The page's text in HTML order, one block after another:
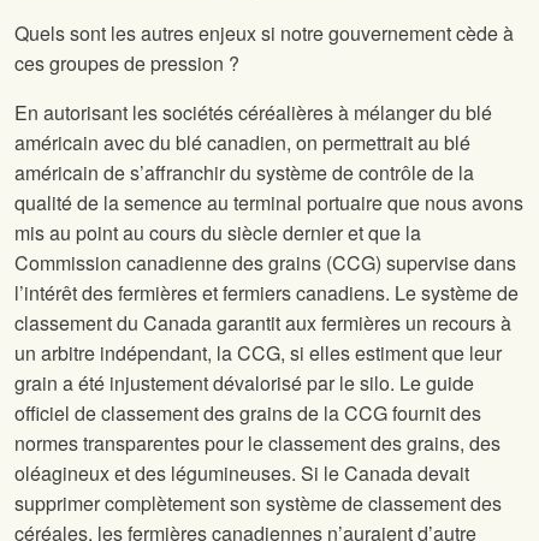
Quels sont les autres enjeux si notre gouvernement cède à
ces groupes de pression ?
En autorisant les sociétés céréalières à mélanger du blé
américain avec du blé canadien, on permettrait au blé
américain de s’affranchir du système de contrôle de la
qualité de la semence au terminal portuaire que nous avons
mis au point au cours du siècle dernier et que la
Commission canadienne des grains (CCG) supervise dans
l’intérêt des fermières et fermiers canadiens. Le système de
classement du Canada garantit aux fermières un recours à
un arbitre indépendant, la CCG, si elles estiment que leur
grain a été injustement dévalorisé par le silo. Le guide
officiel de classement des grains de la CCG fournit des
normes transparentes pour le classement des grains, des
oléagineux et des légumineuses. Si le Canada devait
supprimer complètement son système de classement des
céréales, les fermières canadiennes n’auraient d’autre